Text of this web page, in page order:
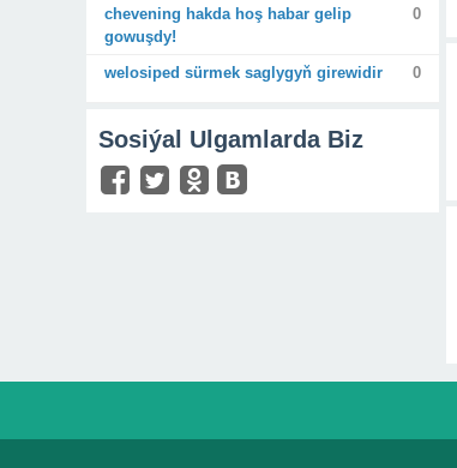
chevening hakda hoş habar gelip
gowuşdy!
0
welosiped sürmek saglygyň girewidir 0
Sosiýal Ulgamlarda Biz